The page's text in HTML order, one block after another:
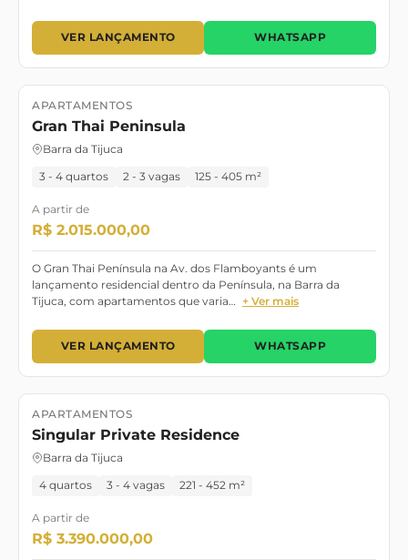
VER LANÇAMENTO WHATSAPP
Lançamento Setembro/2028
APARTAMENTOS
Gran Thai Peninsula
Barra da Tijuca
3 - 4 quartos 2 - 3 vagas 125 - 405 m²
A partir de
R$ 2.015.000,00
O Gran Thai Península na Av. dos Flamboyants é um
lançamento residencial dentro da Península, na Barra da
Tijuca, com apartamentos que varia… + Ver mais
VER LANÇAMENTO WHATSAPP
Lançamento Setembro/2028
APARTAMENTOS
Singular Private Residence
Barra da Tijuca
4 quartos 3 - 4 vagas 221 - 452 m²
A partir de
R$ 3.390.000,00